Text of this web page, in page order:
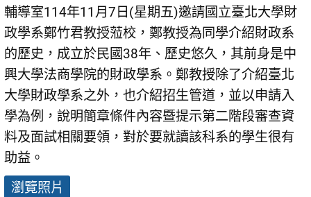
輔導室114年11月7日(星期五)邀請國立臺北大學財
政學系鄭竹君教授蒞校，鄭教授為同學介紹財政系
的歷史，成立於民國38年、歷史悠久，其前身是中
興大學法商學院的財政學系。鄭教授除了介紹臺北
大學財政學系之外，也介紹招生管道，並以申請入
學為例，說明簡章條件內容暨提示第二階段審查資
料及面試相關要領，對於要就讀該科系的學生很有
助益。
瀏覽照片